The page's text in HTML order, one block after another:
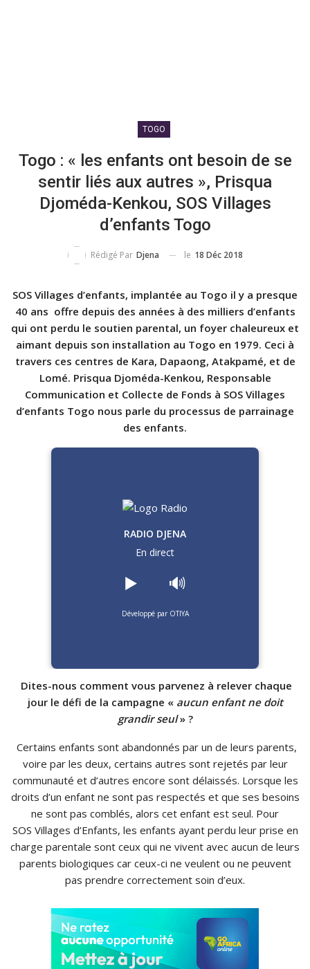
TOGO
Togo : « les enfants ont besoin de se
sentir liés aux autres », Prisqua
Djoméda-Kenkou, SOS Villages
d’enfants Togo
Rédigé Par Djena le 18 Déc 2018
SOS Villages d’enfants, implantée au Togo il y a presque
40 ans offre depuis des années à des milliers d’enfants
qui ont perdu le soutien parental, un foyer chaleureux et
aimant depuis son installation au Togo en 1979. Ceci à
travers ces centres de Kara, Dapaong, Atakpamé, et de
Lomé. Prisqua Djoméda-Kenkou, Responsable
Communication et Collecte de Fonds à SOS Villages
d’enfants Togo nous parle du processus de parrainage
des enfants.
RADIO DJENA
En direct
▶️ 🔊
Développé par OTIYA
Dites-nous comment vous parvenez à relever chaque
jour le défi de la campagne « aucun enfant ne doit
grandir seul» ?
Certains enfants sont abandonnés par un de leurs parents,
voire par les deux, certains autres sont rejetés par leur
communauté et d’autres encore sont délaissés. Lorsque les
droits d’un enfant ne sont pas respectés et que ses besoins
ne sont pas comblés, alors cet enfant est seul. Pour
SOS Villages d’Enfants, les enfants ayant perdu leur prise en
charge parentale sont ceux qui ne vivent avec aucun de leurs
parents biologiques car ceux-ci ne veulent ou ne peuvent
pas prendre correctement soin d’eux.